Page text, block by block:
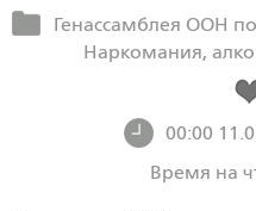
Генассамблея ООН
Наркомания,
00:00
Время на